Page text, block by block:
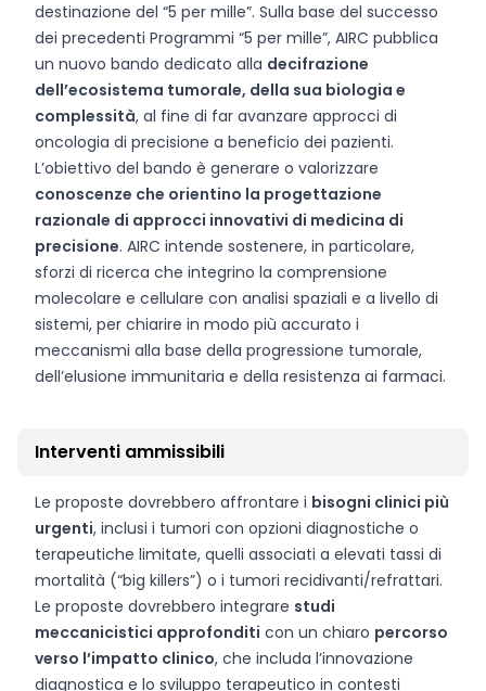
destinazione del “5 per mille”. Sulla base del successo
dei precedenti Programmi “5 per mille”, AIRC pubblica
un nuovo bando dedicato alla decifrazione
dell’ecosistema tumorale, della sua biologia e
complessità, al fine di far avanzare approcci di
oncologia di precisione a beneficio dei pazienti.
L’obiettivo del bando è generare o valorizzare
conoscenze che orientino la progettazione
razionale di approcci innovativi di medicina di
precisione. AIRC intende sostenere, in particolare,
sforzi di ricerca che integrino la comprensione
molecolare e cellulare con analisi spaziali e a livello di
sistemi, per chiarire in modo più accurato i
meccanismi alla base della progressione tumorale,
dell’elusione immunitaria e della resistenza ai farmaci.
Interventi ammissibili
Le proposte dovrebbero affrontare i bisogni clinici più
urgenti, inclusi i tumori con opzioni diagnostiche o
terapeutiche limitate, quelli associati a elevati tassi di
mortalità (“big killers”) o i tumori recidivanti/refrattari.
Le proposte dovrebbero integrare studi
meccanicistici approfonditi con un chiaro percorso
verso l’impatto clinico, che includa l’innovazione
diagnostica e lo sviluppo terapeutico in contesti